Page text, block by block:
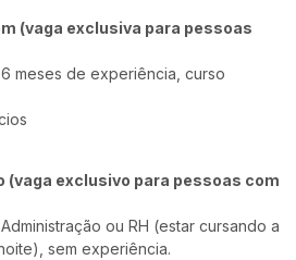
(vaga exclusiva para pessoas
meses de experiência, curso
exclusivo para pessoas com
ou RH (estar cursando a
sem experiência.